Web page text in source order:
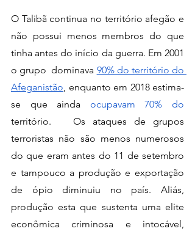
O Talibã continua no território afegão e
não possui menos membros do que
tinha antes do início da guerra. Em 2001
o grupo  dominava 90% do território do
Afeganistão , enquanto em 2018 estima-
se que ainda
território.   Os ataques de grupos
terroristas não são menos numerosos
do que eram antes do 11 de setembro
e tampouco a produção e exportação
de ópio diminuiu no país. Aliás,
produção esta que sustenta uma elite
econômica criminosa e intocável,